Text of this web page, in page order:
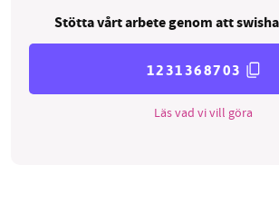
Stötta vårt arbete genom att
1231368703
Läs vad vi vill göra